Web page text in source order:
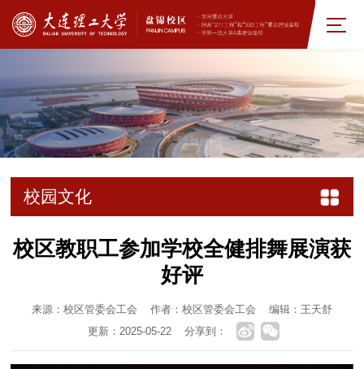
校园文化
校区教职工参加学校全健排舞展演获
好评
来源：校区管委会工会 作者：校区管委会工会
编辑：王天舒
更新：2025-05-22
分享到：